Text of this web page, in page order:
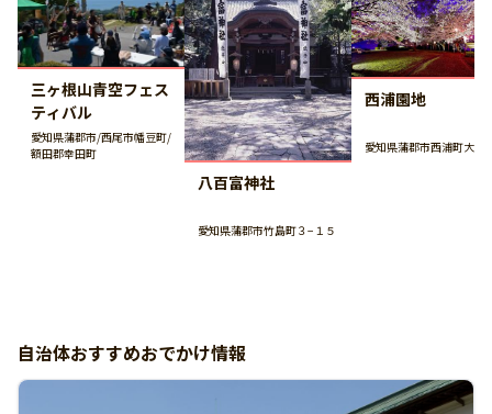
三ヶ根山青空フェス
ティバル
愛知県蒲郡市/西尾市幡豆町/
額田郡幸田町
八百富神社
愛知県蒲郡市竹島町３−１５
西浦園地
愛知県蒲郡市西浦町大山
自治体おすすめおでかけ情報